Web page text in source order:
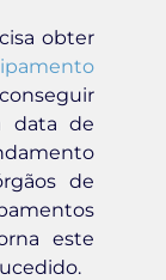
obter
data de
de
este